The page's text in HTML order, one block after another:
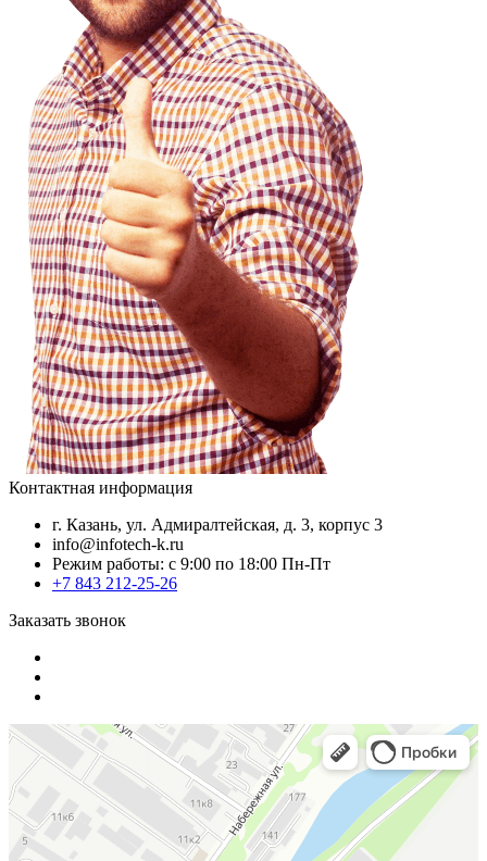
Контактная информация
г. Казань, ул. Адмиралтейская, д. 3, корпус 3
info@infotech-k.ru
Режим работы: с 9:00 по 18:00 Пн-Пт
+7 843 212-25-26
Заказать звонок